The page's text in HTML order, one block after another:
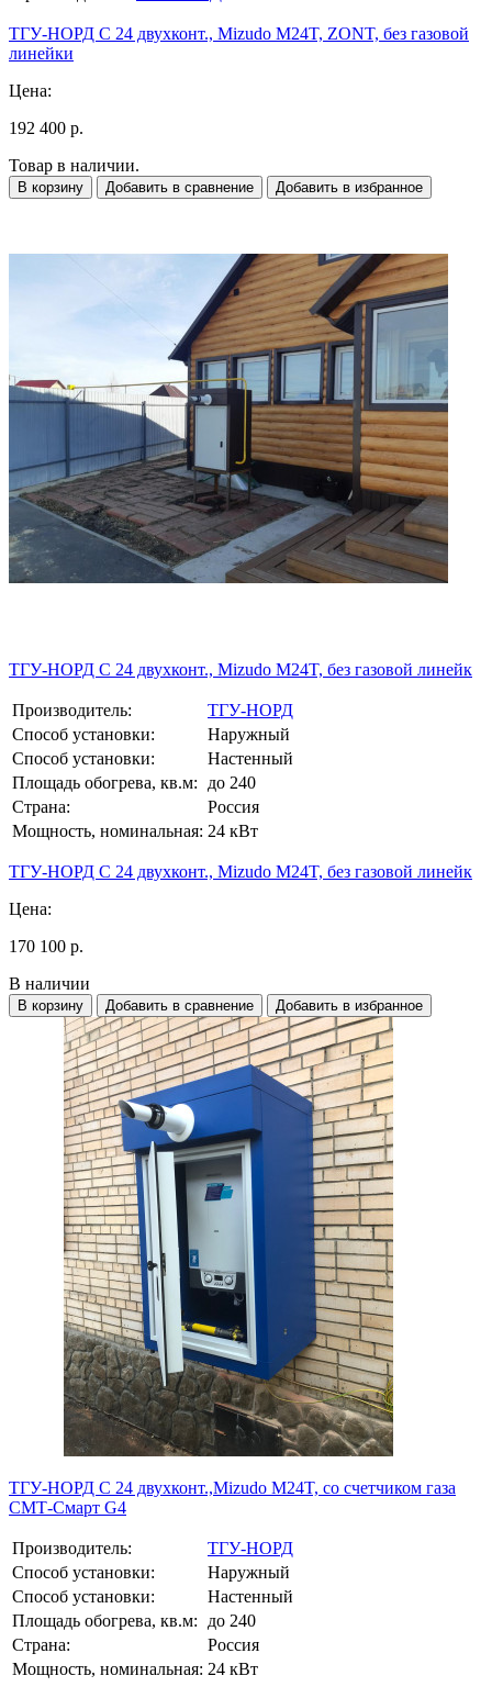
ТГУ-НОРД С 24 двухконт., Mizudo M24T, ZONT, без газовой
линейки
Цена:
192 400 р.
Товар в наличии.
В корзину Добавить в сравнение Добавить в избранное
ТГУ-НОРД С 24 двухконт., Mizudo M24T, без газовой линейк
Производитель:
ТГУ-НОРД
Способ установки:
Наружный
Способ установки:
Настенный
Площадь обогрева, кв.м:
до 240
Страна:
Россия
Мощность, номинальная: 24 кВт
ТГУ-НОРД С 24 двухконт., Mizudo M24T, без газовой линейк
Цена:
170 100 р.
В наличии
В корзину Добавить в сравнение Добавить в избранное
ТГУ-НОРД С 24 двухконт.,Mizudo M24T, со счетчиком газа
СМТ-Смарт G4
Производитель:
ТГУ-НОРД
Способ установки:
Наружный
Способ установки:
Настенный
Площадь обогрева, кв.м:
до 240
Страна:
Россия
Мощность, номинальная: 24 кВт